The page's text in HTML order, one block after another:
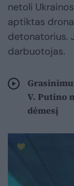
netoli
aptiktas
detonatorius.
darbuotojas.
V. Putino
dėmesį